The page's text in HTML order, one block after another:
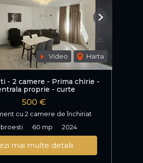
Video Harta
Next
- 2 camere - Prima chirie -
proprie - curte
500 €
cu 2 camere de închiriat
60 mp 2024
mai multe detalii